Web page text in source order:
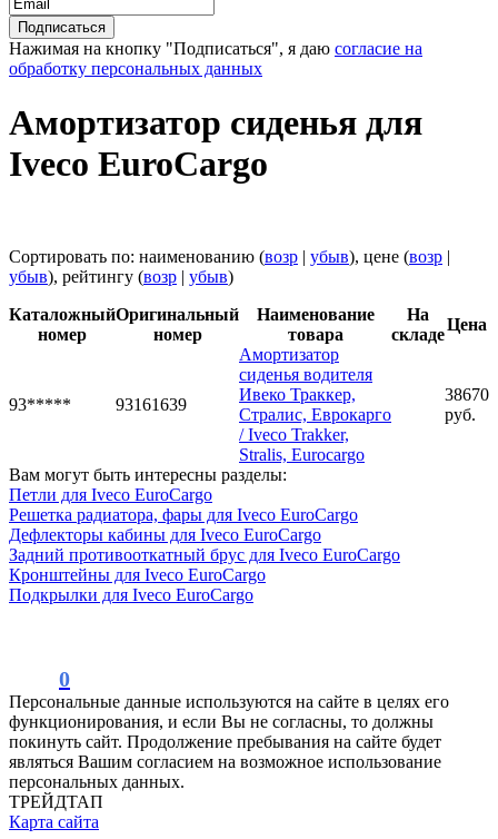
Нажимая на кнопку "Подписаться", я даю согласие на
обработку персональных данных
Амортизатор сиденья для
Iveco EuroCargo
Сортировать по: наименованию (возр | убыв), цене (возр |
убыв), рейтингу (возр | убыв)
Каталожный
номер
Оригинальный
номер
Наименование
товара
На
складе
Цена
93***** 93161639
Амортизатор
сиденья водителя
Ивеко Траккер,
Стралис, Еврокарго
/ Iveco Trakker,
Stralis, Eurocargo
38670
руб.
Вам могут быть интересны разделы:
Петли для Iveco EuroCargo
Решетка радиатора, фары для Iveco EuroCargo
Дефлекторы кабины для Iveco EuroCargo
Задний противооткатный брус для Iveco EuroCargo
Кронштейны для Iveco EuroCargo
Подкрылки для Iveco EuroCargo
0
Персональные данные используются на сайте в целях его
функционирования, и если Вы не согласны, то должны
покинуть сайт. Продолжение пребывания на сайте будет
являться Вашим согласием на возможное использование
персональных данных.
ТРЕЙДТАП
Карта сайта